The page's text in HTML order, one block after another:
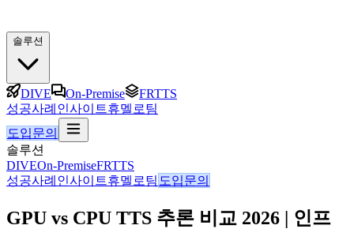
솔루션
DIVE On-Premise
FRTTS
성공사례 인사이트휴멜로팀
도입문의
솔루션
DIVEOn-PremiseFRTTS
성공사례 인사이트휴멜로팀 도입문의
GPU vs CPU TTS 추론 비교 2026 | 인프